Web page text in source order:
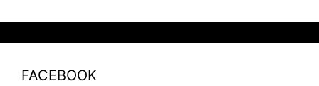
FACEBOOK